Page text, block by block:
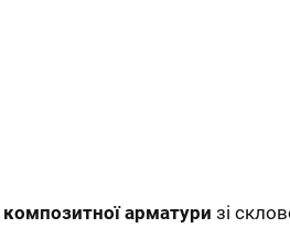
композитної арматури зі